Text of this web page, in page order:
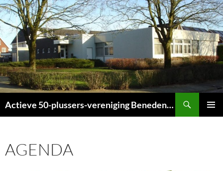
Ga
naar
de
inhoud
Actieve 50-plussers-vereniging Beneden-Leeuwen
AGENDA